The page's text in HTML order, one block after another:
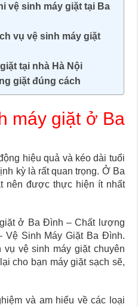
vệ sinh máy giặt tại Ba
vụ vệ sinh máy giặt
tại nhà Hà Nội
giặt đúng cách
máy giặt ở Ba
hiệu quả và kéo dài tuổi
kỳ là rất quan trọng. Ở Ba
nên được thực hiện ít nhất
ở Ba Đình – Chất lượng
Vệ Sinh Máy Giặt Ba Đình.
vệ sinh máy giặt chuyên
cho bạn máy giặt sạch sẽ,
và am hiểu về các loại